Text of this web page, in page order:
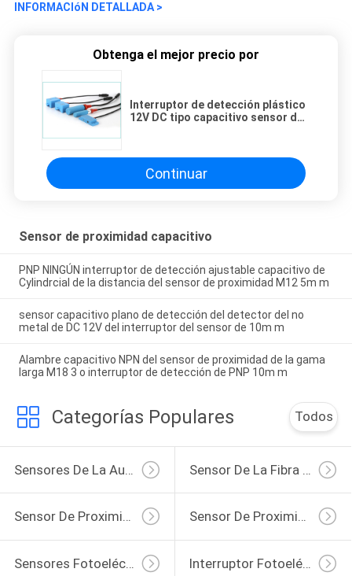
INFORMACIóN DETALLADA >
Obtenga el mejor precio por
Interruptor de detección plástico
12V DC tipo capacitivo sensor de
Continuar
Sensor de proximidad capacitivo
PNP NINGÚN interruptor de detección ajustable capacitivo de
Cylindrcial de la distancia del sensor de proximidad M12 5m m
sensor capacitivo plano de detección del detector del no
metal de DC 12V del interruptor del sensor de 10m m
Alambre capacitivo NPN del sensor de proximidad de la gama
larga M18 3 o interruptor de detección de PNP 10m m
Categorías Populares Todos
Sensor De Proximidad Inductivo Sensor De Proximidad Capacitivo
Sensores Fotoeléctricos Cilíndricos Interruptor Fotoeléctrico Del Sensor